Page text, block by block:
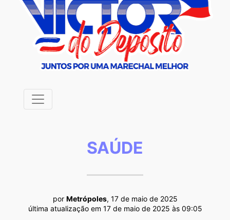
SAÚDE
por Metrópoles, 17 de maio de 2025
última atualização em 17 de maio de 2025 às 09:05